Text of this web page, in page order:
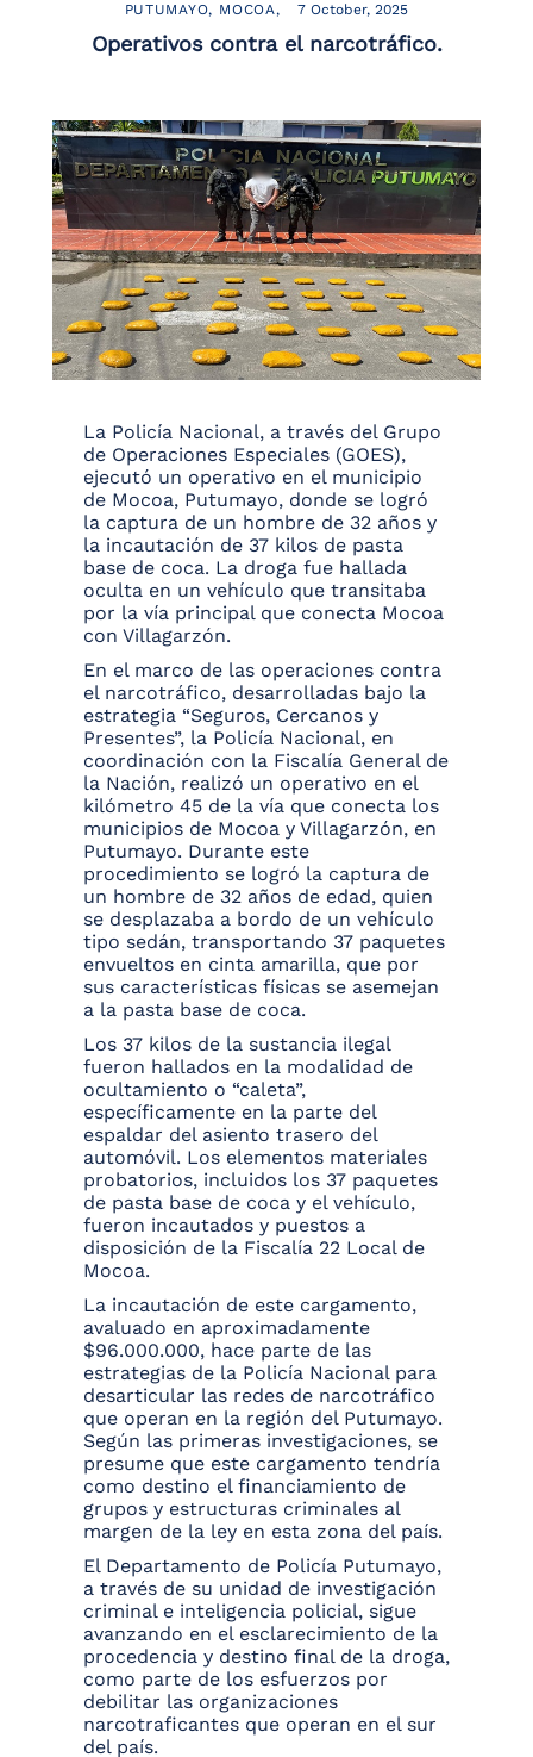
PUTUMAYO MOCOA 7 October, 2025
Operativos contra el narcotráfico.
La Policía Nacional, a través del Grupo
de Operaciones Especiales (GOES),
ejecutó un operativo en el municipio
de Mocoa, Putumayo, donde se logró
la captura de un hombre de 32 años y
la incautación de 37 kilos de pasta
base de coca. La droga fue hallada
oculta en un vehículo que transitaba
por la vía principal que conecta Mocoa
con Villagarzón.
En el marco de las operaciones contra
el narcotráfico, desarrolladas bajo la
estrategia “Seguros, Cercanos y
Presentes”, la Policía Nacional, en
coordinación con la Fiscalía General de
la Nación, realizó un operativo en el
kilómetro 45 de la vía que conecta los
municipios de Mocoa y Villagarzón, en
Putumayo. Durante este
procedimiento se logró la captura de
un hombre de 32 años de edad, quien
se desplazaba a bordo de un vehículo
tipo sedán, transportando 37 paquetes
envueltos en cinta amarilla, que por
sus características físicas se asemejan
a la pasta base de coca.
Los 37 kilos de la sustancia ilegal
fueron hallados en la modalidad de
ocultamiento o “caleta”,
específicamente en la parte del
espaldar del asiento trasero del
automóvil. Los elementos materiales
probatorios, incluidos los 37 paquetes
de pasta base de coca y el vehículo,
fueron incautados y puestos a
disposición de la Fiscalía 22 Local de
Mocoa.
La incautación de este cargamento,
avaluado en aproximadamente
$96.000.000, hace parte de las
estrategias de la Policía Nacional para
desarticular las redes de narcotráfico
que operan en la región del Putumayo.
Según las primeras investigaciones, se
presume que este cargamento tendría
como destino el financiamiento de
grupos y estructuras criminales al
margen de la ley en esta zona del país.
El Departamento de Policía Putumayo,
a través de su unidad de investigación
criminal e inteligencia policial, sigue
avanzando en el esclarecimiento de la
procedencia y destino final de la droga,
como parte de los esfuerzos por
debilitar las organizaciones
narcotraficantes que operan en el sur
del país.